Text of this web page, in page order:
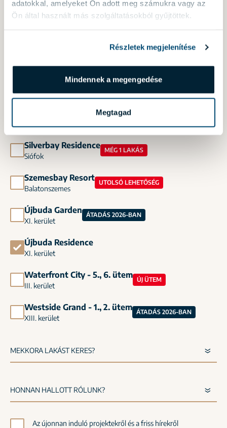
adatokkal, amelyeket Ön adott meg számukra vagy az
Ön által használt más szolgáltatásokból gyűjtöttek.
Részletek megjelenítése
Mindennek a megengedése
Megtagad
Árnyas Villa Suites ÁTADÁS 2026-BAN
Cosmo Residence
XIII. kerület
Madeira Residence
Silverbay Residence
Siófok
MÉG 1 LAKÁS
Szemesbay Resort
Balatonszemes
UTOLSÓ LEHETŐSÉG
Újbuda Garden
XI. kerület
ÁTADÁS 2026-BAN
Újbuda Residence
XI. kerület
Waterfront City - 5., 6. ütem
III. kerület
ÚJ ÜTEM
Westside Grand - 1., 2. ütem
XIII. kerület
ÁTADÁS 2026-BAN
Az újonnan induló projektekről és a friss hírekről